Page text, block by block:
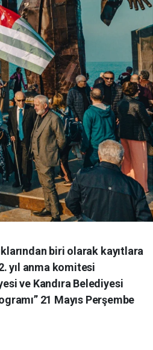
biri olarak kayıtlara
yıl anma komitesi
ve Kandıra Belediyesi
21 Mayıs Perşembe